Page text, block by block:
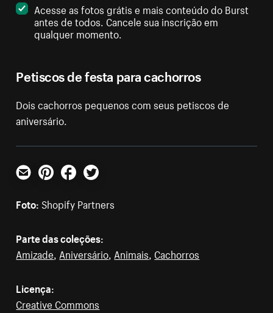
Petiscos de festa para cachorros
Dois cachorros pequenos com seus petiscos de
aniversário.
Acesse as fotos grátis e mais conteúdo do Burst
antes de todos. Cancele sua inscrição em
qualquer momento.
E-mailPinterestFacebookTwitter
Foto: Shopify Partners
Parte das coleções:
Amizade, Aniversário, Animais, Cachorros
Licença:
Creative Commons